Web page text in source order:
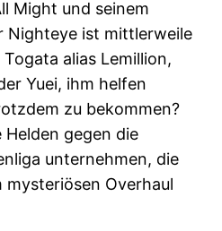
Might und seinem
Nighteye ist mittlerweile
alias Lemillion,
Yuei, ihm helfen
zu bekommen?
gegen die
unternehmen, die
Overhaul